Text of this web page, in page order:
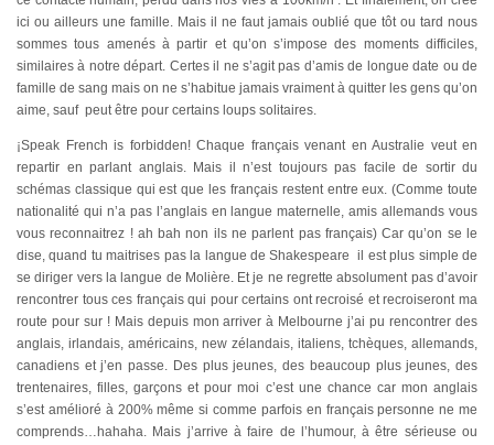
ici ou ailleurs une famille. Mais il ne faut jamais oublié que tôt ou tard nous
sommes tous amenés à partir et qu’on s’impose des moments difficiles,
similaires à notre départ. Certes il ne s’agit pas d’amis de longue date ou de
famille de sang mais on ne s’habitue jamais vraiment à quitter les gens qu’on
aime, sauf peut être pour certains loups solitaires.
¡Speak French is forbidden! Chaque français venant en Australie veut en
repartir en parlant anglais. Mais il n’est toujours pas facile de sortir du
schémas classique qui est que les français restent entre eux. (Comme toute
nationalité qui n’a pas l’anglais en langue maternelle, amis allemands vous
vous reconnaitrez ! ah bah non ils ne parlent pas français) Car qu’on se le
dise, quand tu maitrises pas la langue de Shakespeare il est plus simple de
se diriger vers la langue de Molière. Et je ne regrette absolument pas d’avoir
rencontrer tous ces français qui pour certains ont recroisé et recroiseront ma
route pour sur ! Mais depuis mon arriver à Melbourne j’ai pu rencontrer des
anglais, irlandais, américains, new zélandais, italiens, tchèques, allemands,
canadiens et j’en passe. Des plus jeunes, des beaucoup plus jeunes, des
trentenaires, filles, garçons et pour moi c’est une chance car mon anglais
s’est amélioré à 200% même si comme parfois en français personne ne me
comprends…hahaha. Mais j’arrive à faire de l’humour, à être sérieuse ou